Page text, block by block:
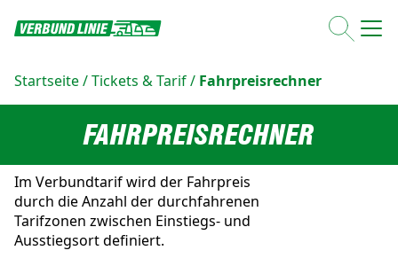
Startseite/Tickets & Tarif/ Fahrpreisrechner
FAHRPREISRECHNER
Im Verbundtarif wird der Fahrpreis
durch die Anzahl der durchfahrenen
Tarifzonen zwischen Einstiegs- und
Ausstiegsort definiert.